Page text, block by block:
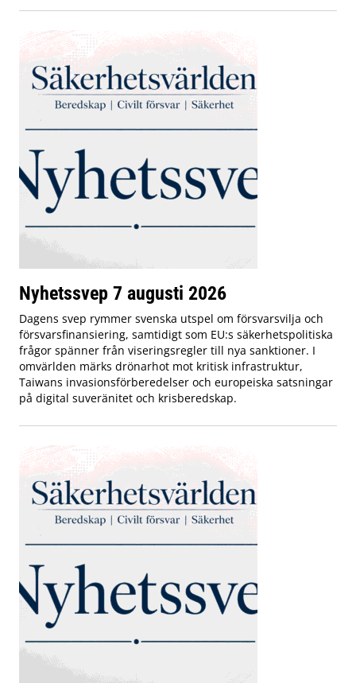
Nyhetssvep 7 augusti 2026
Dagens svep rymmer svenska utspel om försvarsvilja och
försvarsfinansiering, samtidigt som EU:s säkerhetspolitiska
frågor spänner från viseringsregler till nya sanktioner. I
omvärlden märks drönarhot mot kritisk infrastruktur,
Taiwans invasionsförberedelser och europeiska satsningar
på digital suveränitet och krisberedskap.